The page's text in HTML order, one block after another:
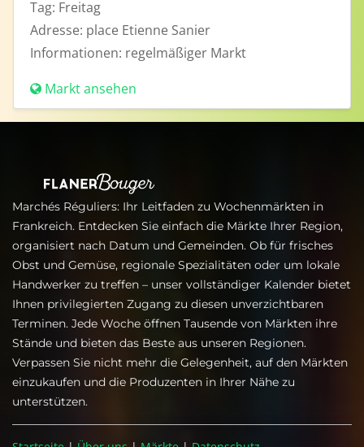
Tag: Freitag
Adresse: place Etienne Sanier
Informationen: regelmäßiger Markt
Markt ansehen
Marchés Réguliers: Ihr Leitfaden zu Wochenmärkten in
Frankreich. Entdecken Sie einfach die Märkte Ihrer Region,
organisiert nach Datum und Gemeinden. Ob für frisches
Obst und Gemüse, regionale Spezialitäten oder um lokale
Handwerker zu treffen – unser vollständiger Kalender bietet
Ihnen privilegierten Zugang zu diesen unverzichtbaren
Terminen. Jede Woche öffnen Tausende von Märkten ihre
Stände und bieten das Beste aus unseren Regionen.
Verpassen Sie nicht mehr die Gelegenheit, auf den Märkten
einzukaufen und die Produzenten in Ihrer Nähe zu
unterstützen.